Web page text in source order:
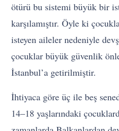
ötürü bu sistemi büyük bir
karşılamıştır. Öyle ki
isteyen aileler nedeniyle
çocuklar büyük güvenlik
İstanbul’a getirilmiştir.
İhtiyaca göre üç ile beş
14–18 yaşlarındaki